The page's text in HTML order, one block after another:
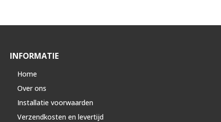
INFORMATIE
Home
Over ons
Installatie voorwaarden
Verzendkosten en levertijd